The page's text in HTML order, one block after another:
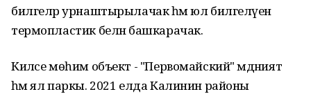
билгеләр урнаштырылачак һәм юл билгеләүен
термопластик белән башкарачак.
Киләсе мөһим объект - "Первомайский" мәдәният
һәм ял паркы. 2021 елда Калинин районы